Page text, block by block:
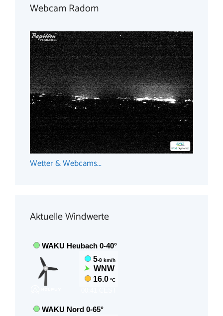
Webcam Radom
Wetter & Webcams...
Aktuelle Windwerte